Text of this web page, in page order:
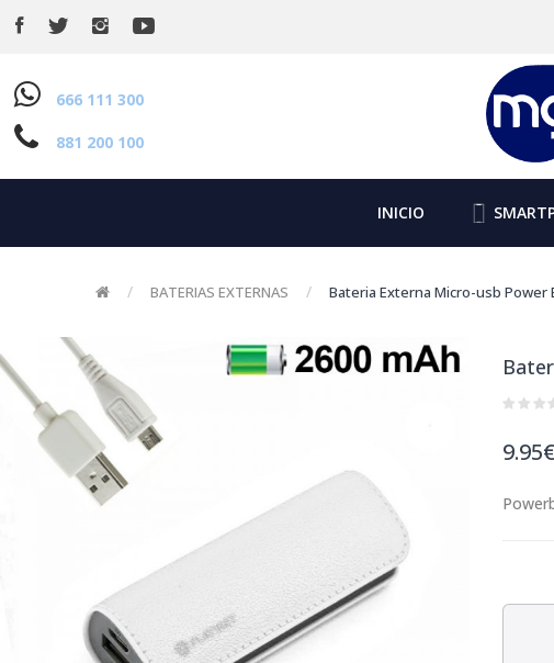
666 111 300
881 200 100
INICIO
BATERIAS EXTERNAS Bateria Externa Micro-usb Power